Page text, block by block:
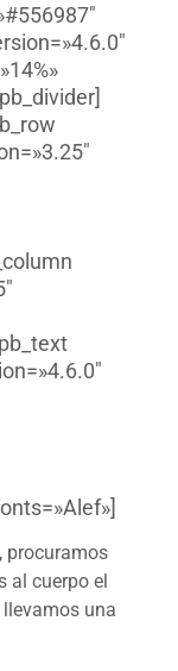
procuramos
al cuerpo el
una